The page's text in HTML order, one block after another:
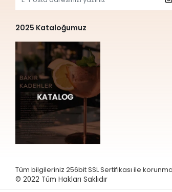
2025 Kataloğumuz
Tüm bilgileriniz 256bit SSL Sertifikası ile
© 2022 Tüm Hakları Saklıdır